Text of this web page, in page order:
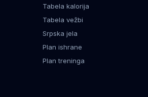
Tabela kalorija
Tabela vežbi
Srpska jela
Plan ishrane
Plan treninga